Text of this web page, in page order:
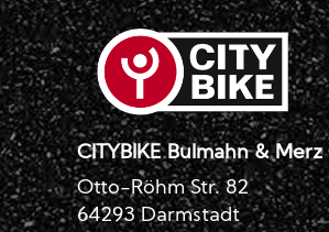
CITYBIKE Bulmahn &
Otto-Röhm Str. 82
64293 Darmstadt